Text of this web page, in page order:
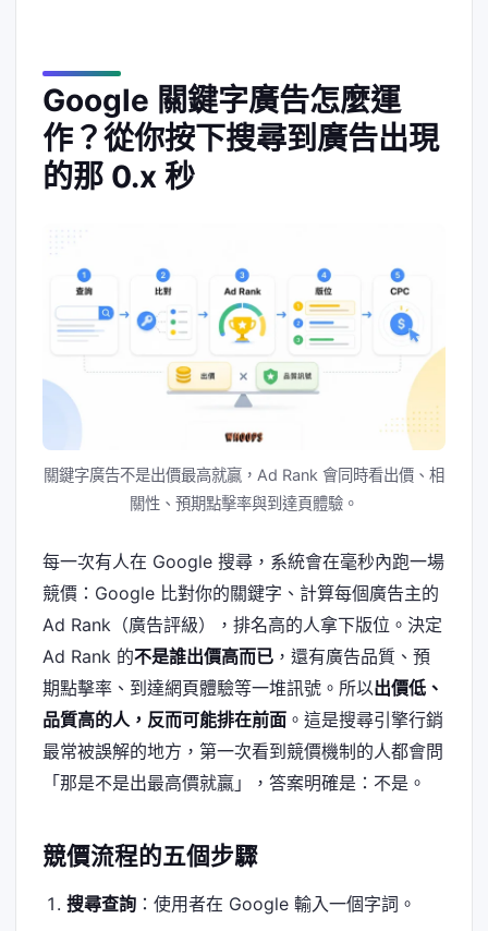
Google 關鍵字廣告怎麼運
作？從你按下搜尋到廣告出現
的那 0.x 秒
關鍵字廣告不是出價最高就贏，Ad Rank 會同時看出價、相
關性、預期點擊率與到達頁體驗。
每一次有人在 Google 搜尋，系統會在毫秒內跑一場
競價：Google 比對你的關鍵字、計算每個廣告主的
Ad Rank（廣告評級），排名高的人拿下版位。決定
Ad Rank 的不是誰出價高而已 ，還有廣告品質、預
期點擊率、到達網頁體驗等一堆訊號。所以出價低、
品質高的人，反而可能排在前面 。這是搜尋引擎行銷
最常被誤解的地方，第一次看到競價機制的人都會問
「那是不是出最高價就贏」，答案明確是：不是。
競價流程的五個步驟
搜尋查詢：使用者在 Google 輸入一個字詞。